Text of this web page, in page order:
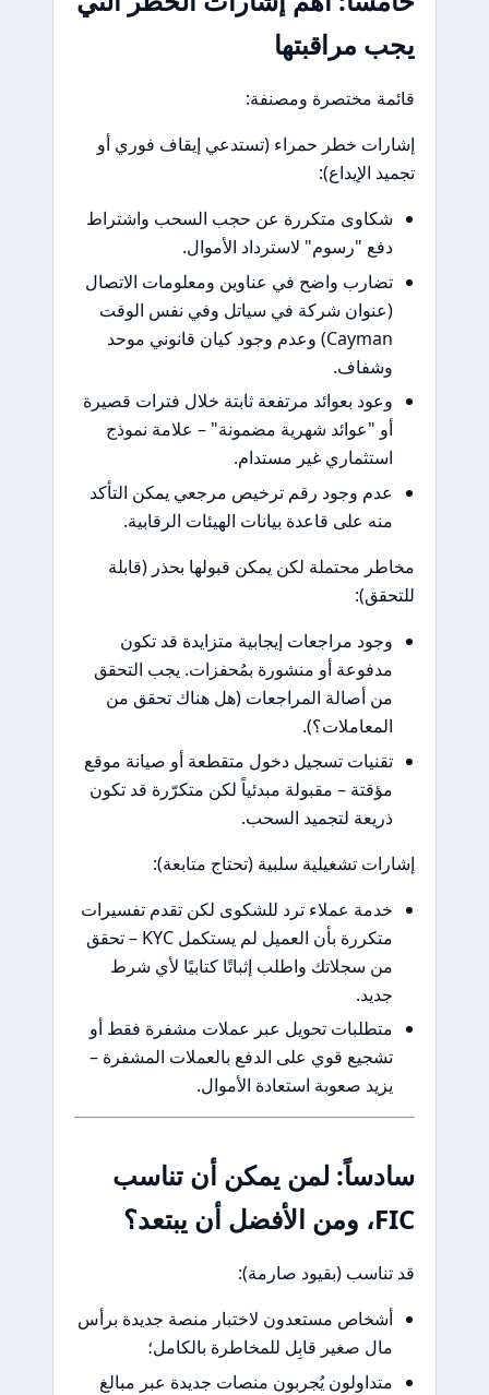
مراقبتها
مختصرة ومصنفة:
خطر حمراء (تستدعي إيقاف فوري أو
متكررة عن حجب السحب واشتراط
"رسوم" لاسترداد الأموال.
واضح في عناوين ومعلومات الاتصال
شركة في سياتل وفي نفس الوقت
Cayman) وعدم وجود كيان قانوني موحد
بعوائد مرتفعة ثابتة خلال فترات قصيرة
"عوائد شهرية مضمونة" – علامة نموذج
غير مستدام.
وجود رقم ترخيص مرجعي يمكن التأكد
على قاعدة بيانات الهيئات الرقابية.
محتملة لكن يمكن قبولها بحذر (قابلة
مراجعات إيجابية متزايدة قد تكون
أو منشورة بمُحفزات. يجب التحقق
أصالة المراجعات (هل هناك تحقق من
تسجيل دخول متقطعة أو صيانة موقع
– مقبولة مبدئياً لكن متكرّرة قد تكون
لتجميد السحب.
تشغيلية سلبية (تحتاج متابعة):
عملاء ترد للشكوى لكن تقدم تفسيرات
متكررة بأن العميل لم يستكمل KYC – تحقق
سجلاتك واطلب إثباتًا كتابيًا لأي شرط
تحويل عبر عملات مشفرة فقط أو
قوي على الدفع بالعملات المشفرة –
صعوبة استعادة الأموال.
لمن يمكن أن تناسب
(بقيود صارمة):
مستعدون لاختبار منصة جديدة برأس
صغير قابِل للمخاطرة بالكامل؛
يُجربون منصات جديدة عبر مبالغ